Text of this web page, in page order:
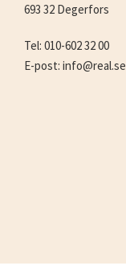
693 32 Degerfors
Tel: 010-602 32 00
E-post: info@real.se